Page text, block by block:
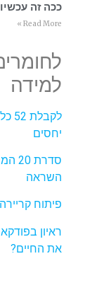
ככה זה עכשיו
Read More »
למידה
יחסים
השראה
פיתוח
ראיון
את החיים?